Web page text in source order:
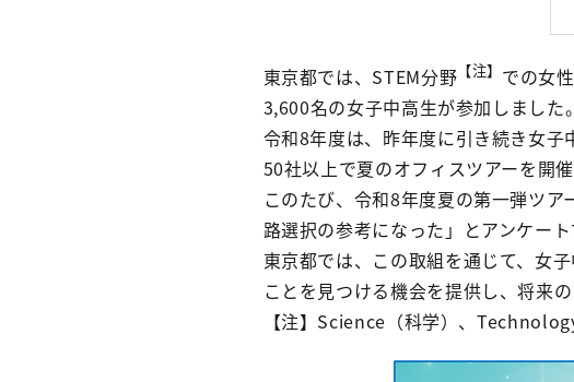
東京都では、STEM分野 【注】 での女
3,600名の女子中高生が参加しました。
令和8年度は、昨年度に引き続き女子
50社以上で夏のオフィスツアーを開催
このたび、令和8年度夏の第一弾ツ
路選択の参考になった」とアンケート
東京都では、この取組を通じて、女
ことを見つける機会を提供し、将来
【注】Science（科学）、